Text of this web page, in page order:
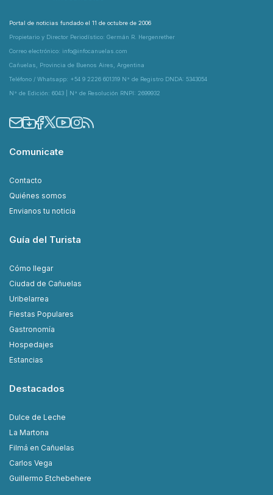
Portal de noticias fundado el 11 de octubre de 2006
Propietario y Director Periodístico: Germán R. Hergenrether
Correo electrónico: info@infocanuelas.com
Cañuelas, Provincia de Buenos Aires, Argentina
Teléfono / Whatsapp: +54 9 2226 601319 N° de Registro DNDA: 5343054
N° de Edición: 6043 | N° de Resolución RNPI: 2699932
Comunicate
Contacto
Quiénes somos
Envianos tu noticia
Guía del Turista
Cómo llegar
Ciudad de Cañuelas
Uribelarrea
Fiestas Populares
Gastronomía
Hospedajes
Estancias
Destacados
Dulce de Leche
La Martona
Filmá en Cañuelas
Carlos Vega
Guillermo Etchebehere